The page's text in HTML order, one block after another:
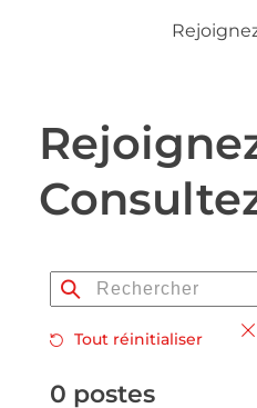
Tout réinitialiser
0 postes